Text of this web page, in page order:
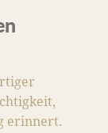
erinnert.